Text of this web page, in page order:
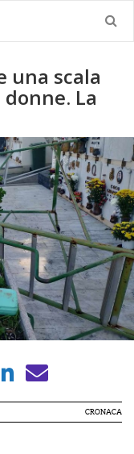
una scala
La
CRONACA